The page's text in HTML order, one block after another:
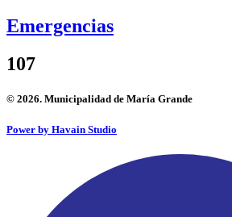
Emergencias
107
© 2026. Municipalidad de María Grande
Power by Havain Studio